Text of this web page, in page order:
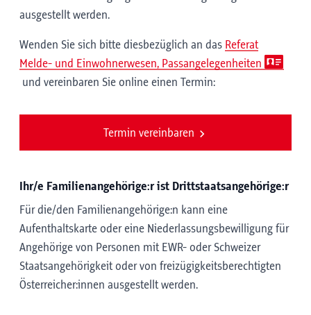
ausgestellt werden.
Wenden Sie sich bitte diesbezüglich an das Referat
Melde- und Einwohnerwesen, Passangelegenheiten
und vereinbaren Sie online einen Termin:
Termin vereinbaren
Ihr/e Familienangehörige:r ist Drittstaatsangehörige:r
Für die/den Familienangehörige:n kann eine
Aufenthaltskarte oder eine Niederlassungsbewilligung für
Angehörige von Personen mit EWR- oder Schweizer
Staatsangehörigkeit oder von freizügigkeitsberechtigten
Österreicher:innen ausgestellt werden.